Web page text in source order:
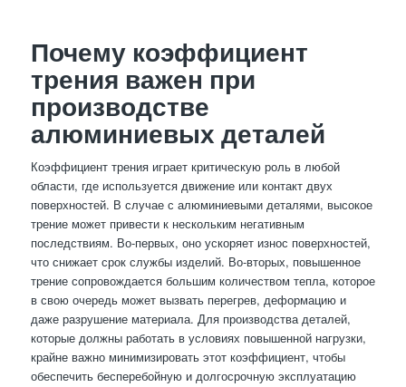
Почему коэффициент
трения важен при
производстве
алюминиевых деталей
Коэффициент трения играет критическую роль в любой
области, где используется движение или контакт двух
поверхностей. В случае с алюминиевыми деталями, высокое
трение может привести к нескольким негативным
последствиям. Во-первых, оно ускоряет износ поверхностей,
что снижает срок службы изделий. Во-вторых, повышенное
трение сопровождается большим количеством тепла, которое
в свою очередь может вызвать перегрев, деформацию и
даже разрушение материала. Для производства деталей,
которые должны работать в условиях повышенной нагрузки,
крайне важно минимизировать этот коэффициент, чтобы
обеспечить бесперебойную и долгосрочную эксплуатацию